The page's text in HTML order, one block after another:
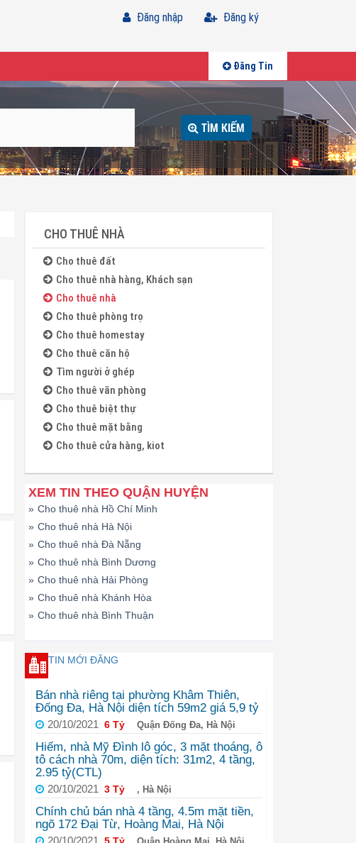
Đăng ký
Đăng nhập
Đăng Tin
TÌM KIẾM
CHO THUÊ NHÀ
Cho thuê đất
Cho thuê nhà hàng, Khách sạn
Cho thuê nhà
Cho thuê phòng trọ
Cho thuê homestay
Cho thuê căn hộ
Tìm người ở ghép
Cho thuê văn phòng
Cho thuê biệt thự
Cho thuê mặt bằng
Cho thuê cửa hàng, kiot
XEM TIN THEO QUẬN HUYỆN
» Cho thuê nhà Hồ Chí Minh
» Cho thuê nhà Hà Nội
» Cho thuê nhà Đà Nẵng
» Cho thuê nhà Bình Dương
» Cho thuê nhà Hải Phòng
» Cho thuê nhà Khánh Hòa
» Cho thuê nhà Bình Thuận
TIN MỚI ĐĂNG
Bán nhà riêng tại phường Khâm Thiên,
Đống Đa, Hà Nội diện tích 59m2 giá 5,9 tỷ
20/10/2021 6 Tỷ Quận Đống Đa, Hà Nội
Hiếm, nhà Mỹ Đình lô góc, 3 mặt thoáng, ô
tô cách nhà 70m, diện tích: 31m2, 4 tầng,
2.95 tỷ(CTL)
20/10/2021 3 Tỷ , Hà Nội
Chính chủ bán nhà 4 tầng, 4.5m mặt tiền,
ngõ 172 Đại Từ, Hoàng Mai, Hà Nội
20/10/2021